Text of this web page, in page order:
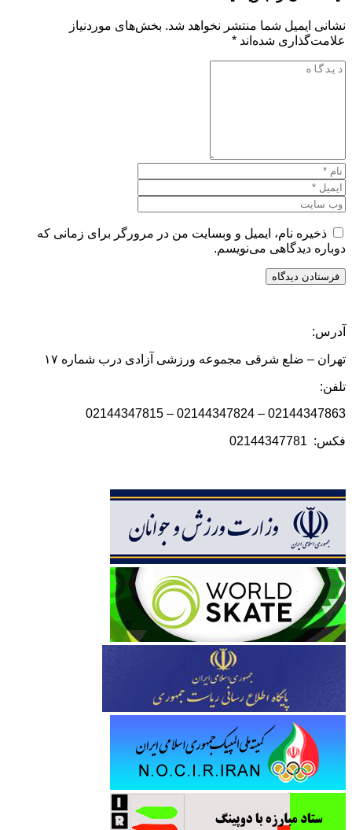
نشانی ایمیل شما منتشر نخواهد شد. بخش‌های موردنیاز
علامت‌گذاری شده‌اند *
ذخیره نام، ایمیل و وبسایت من در مرورگر برای زمانی که
دوباره دیدگاهی می‌نویسم.
آدرس:
تهران – ضلع شرقی مجموعه ورزشی آزادی درب شماره ۱۷
تلفن:
02144347863 – 02144347824 – 02144347815
فکس: 02144347781